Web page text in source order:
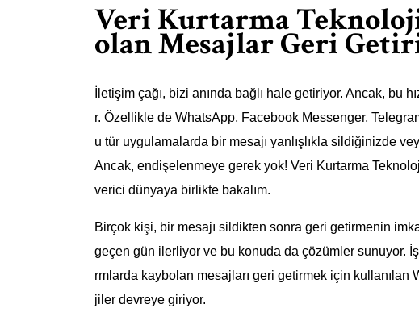
Veri Kurtarma
olan Mesajlar Geri
İletişim çağı, bizi anında bağlı hale getiriyor. Ancak, bu
r. Özellikle de WhatsApp, Facebook Messenger,
u tür uygulamalarda bir mesajı yanlışlıkla sildiğinizde
Ancak, endişelenmeye gerek yok! Veri Kurtarma
verici dünyaya birlikte bakalım.
Birçok kişi, bir mesajı sildikten sonra geri getirmenin
geçen gün ilerliyor ve bu konuda da çözümler sunuyor.
rmlarda kaybolan mesajları geri getirmek için
jiler devreye giriyor.